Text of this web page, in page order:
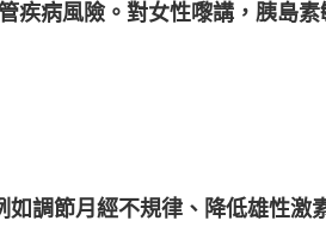
疾病風險。對女性嚟講，胰島
調節月經不規律、降低雄性激